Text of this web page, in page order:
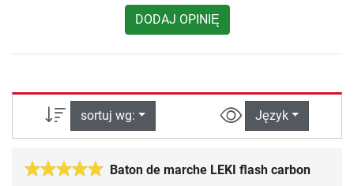
DODAJ OPINIĘ
sortuj wg: Język
Baton de marche LEKI flash carbon